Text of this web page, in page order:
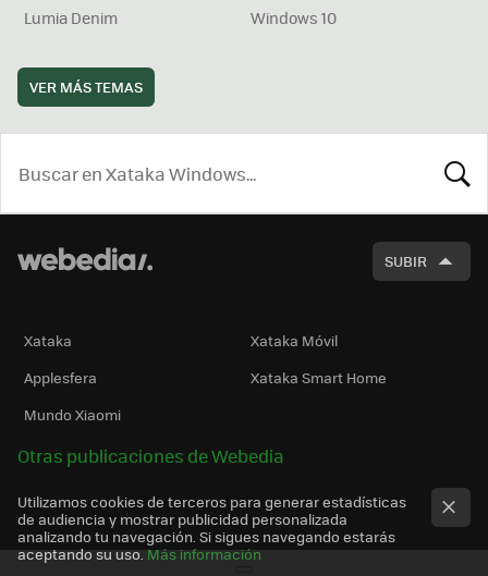
Lumia Denim
Windows 10
VER MÁS TEMAS
SUBIR
Xataka
Xataka Móvil
Applesfera
Xataka Smart Home
Mundo Xiaomi
Otras publicaciones de Webedia
Utilizamos cookies de terceros para generar estadísticas
de audiencia y mostrar publicidad personalizada
analizando tu navegación. Si sigues navegando estarás
aceptando su uso. Más información